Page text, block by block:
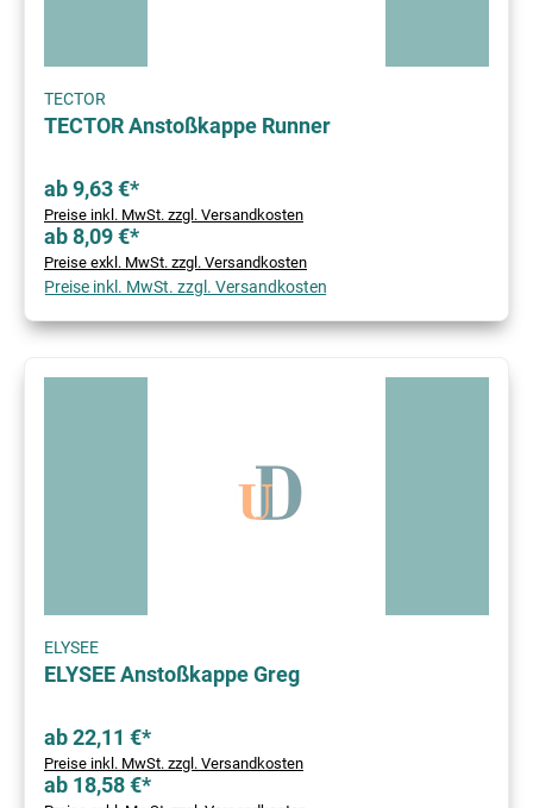
TECTOR
TECTOR Anstoßkappe Runner
ab 9,63 €*
Preise inkl. MwSt. zzgl. Versandkosten
ab 8,09 €*
Preise exkl. MwSt. zzgl. Versandkosten
Preise inkl. MwSt. zzgl. Versandkosten
ELYSEE
ELYSEE Anstoßkappe Greg
ab 22,11 €*
Preise inkl. MwSt. zzgl. Versandkosten
ab 18,58 €*